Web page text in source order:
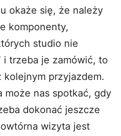
okaże się, że należy
komponenty,
studio nie
i trzeba je zamówić, to
kolejnym przyjazdem.
może nas spotkać, gdy
dokonać jeszcze
wizyta jest